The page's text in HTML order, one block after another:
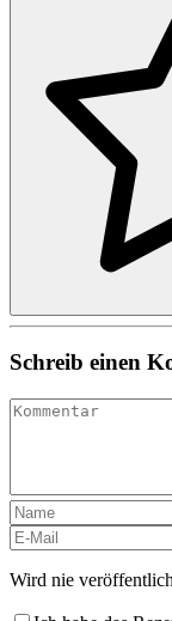
Schreib einen
Wird nie